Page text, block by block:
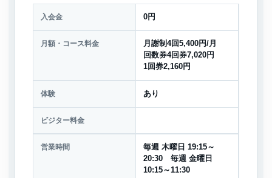
入会金 0円
月額・コース料金
月謝制4回5,400円/月
回数券4回券7,020円
1回券2,160円
体験 あり
ビジター料金
営業時間
毎週 木曜日 19:15～
20:30 毎週 金曜日
10:15～11:30